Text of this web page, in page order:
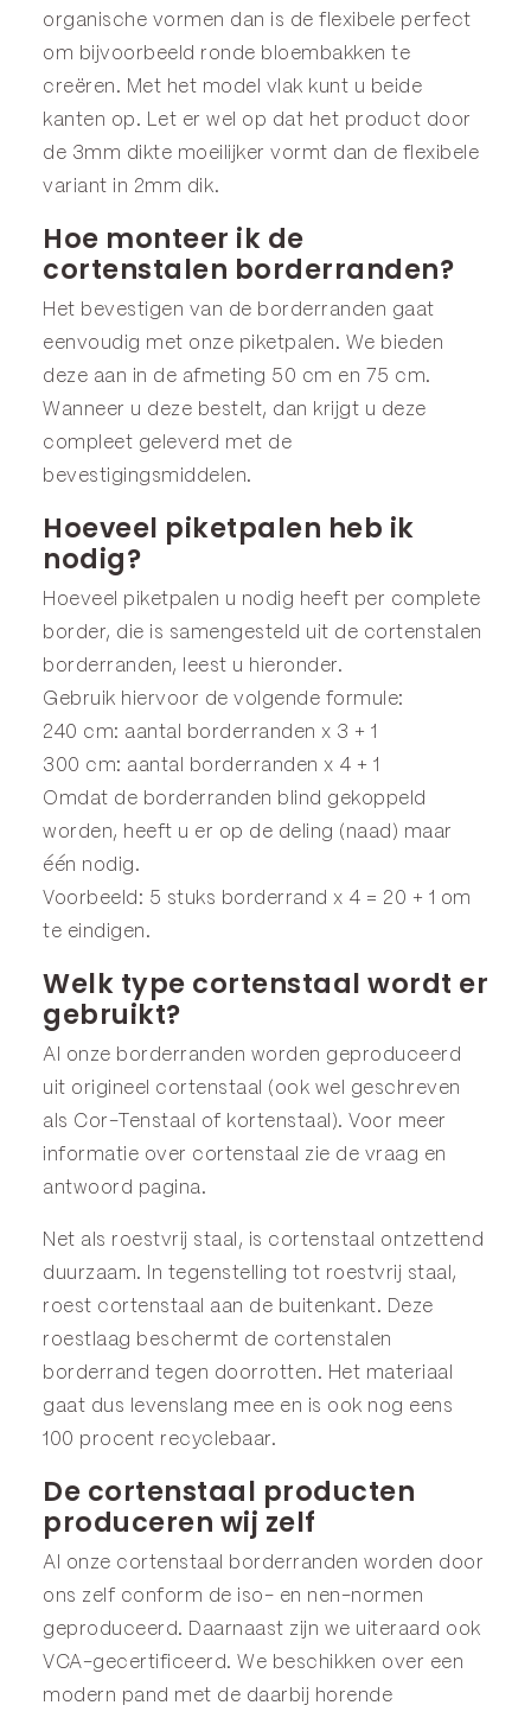
organische vormen dan is de flexibele perfect
om bijvoorbeeld ronde bloembakken te
creëren. Met het model vlak kunt u beide
kanten op. Let er wel op dat het product door
de 3mm dikte moeilijker vormt dan de flexibele
variant in 2mm dik.
Hoe monteer ik de
cortenstalen borderranden?
Het bevestigen van de borderranden gaat
eenvoudig met onze piketpalen . We bieden
deze aan in de afmeting 50 cm en 75 cm.
Wanneer u deze bestelt, dan krijgt u deze
compleet geleverd met de
bevestigingsmiddelen.
Hoeveel piketpalen heb ik
nodig?
Hoeveel piketpalen u nodig heeft per complete
border, die is samengesteld uit de cortenstalen
borderranden, leest u hieronder.
Gebruik hiervoor de volgende formule:
240 cm: aantal borderranden x 3 + 1
300 cm: aantal borderranden x 4 + 1
Omdat de borderranden blind gekoppeld
worden, heeft u er op de deling (naad) maar
één nodig.
Voorbeeld: 5 stuks borderrand x 4 = 20 + 1 om
te eindigen.
Welk type cortenstaal wordt er
gebruikt?
Al onze borderranden worden geproduceerd
uit origineel cortenstaal (ook wel geschreven
als Cor-Tenstaal of kortenstaal). Voor meer
informatie over cortenstaal zie de vraag en
antwoord pagina.
Net als roestvrij staal, is cortenstaal ontzettend
duurzaam. In tegenstelling tot roestvrij staal,
roest cortenstaal aan de buitenkant. Deze
roestlaag beschermt de cortenstalen
borderrand tegen doorrotten. Het materiaal
gaat dus levenslang mee en is ook nog eens
100 procent recyclebaar.
De cortenstaal producten
produceren wij zelf
Al onze cortenstaal borderranden worden door
ons zelf conform de iso- en nen-normen
geproduceerd. Daarnaast zijn we uiteraard ook
VCA-gecertificeerd. We beschikken over een
modern pand met de daarbij horende